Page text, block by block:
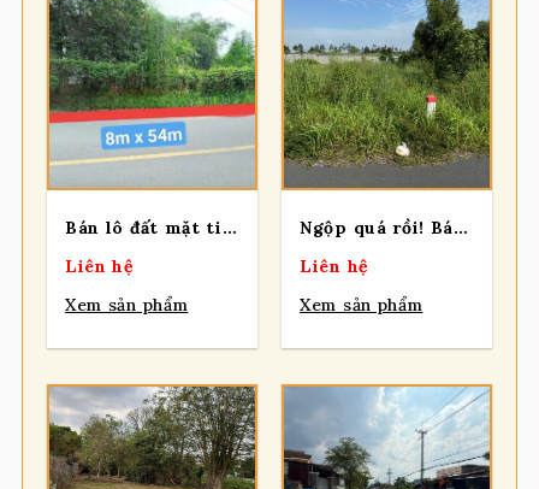
Bán lô đất mặt tiền đường nhựa, diện tích 403m², có 40m² thổ, xã Nhuận Đức.
Liên hệ
Xem sản phẩm
Ngộp quá rồi! Bán lô đất MT đường Tỉnh Lộ 7, dt 191m2, full thổ cư, xã Thái Mỹ.
Liên hệ
Xem sản phẩm